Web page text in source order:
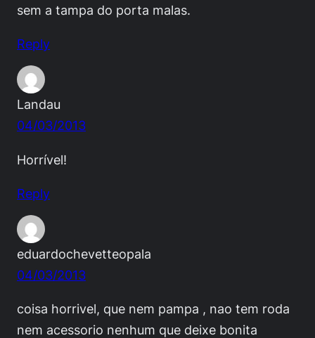
sem a tampa do porta malas.
Reply
Landau
04/03/2013
Horrível!
Reply
eduardochevetteopala
04/03/2013
coisa horrivel, que nem pampa , nao tem roda
nem acessorio nenhum que deixe bonita